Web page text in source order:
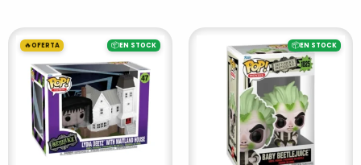
🔥OFERTA 📦EN STOCK
precio
original
era:
48,40 €.
precio
actual
es:
44,77 €.
📦EN STOCK